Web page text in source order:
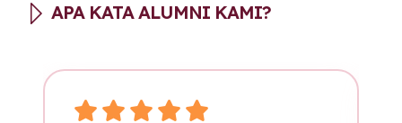
APA KATA ALUMNI KAMI?